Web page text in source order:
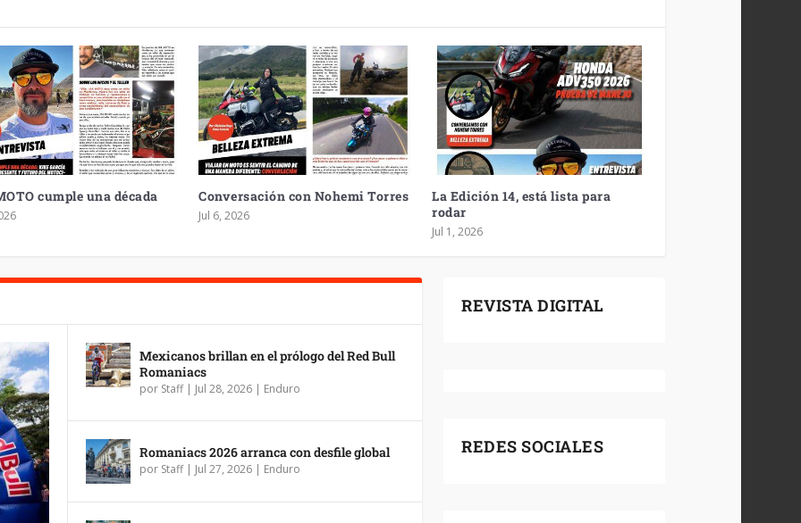
RUEDAS EN EXPO SANTA F...
|
EDICIÓN DE RED BULL MO...
LOMMEL
|0 |
| cumple una década Conversación con Nohemi Torres
Jul 6, 2026
La Edición 14, está lista para
rodar
Jul 1, 2026
Mexicanos brillan en el prólogo del Red Bull
Romaniacs
por Staff| Jul 28, 2026| Enduro
Romaniacs 2026 arranca con desfile global
por Staff| Jul 27, 2026| Enduro
REVISTA DIGITAL
REDES SOCIALES